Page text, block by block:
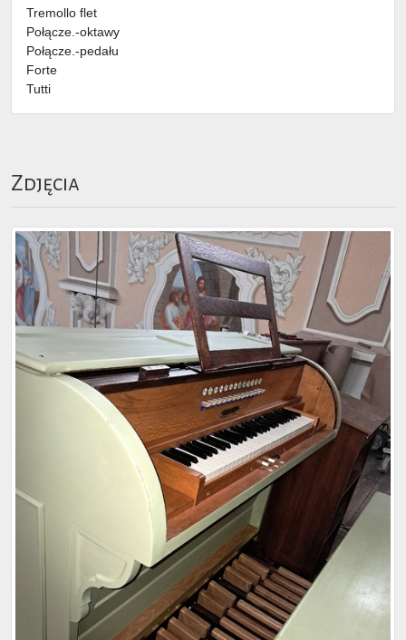
Tremollo flet
Połącze.-oktawy
Połącze.-pedału
Forte
Tutti
Zdjęcia